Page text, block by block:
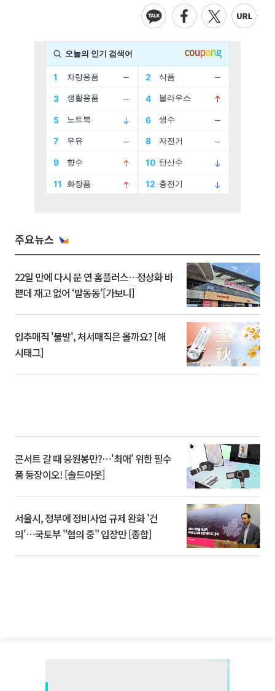
주요뉴스
22일 만에 다시 문 연 홈플러스…정상화 바
쁜데 재고 없어 ‘발동동’[가보니]
입추매직 '불발', 처서매직은 올까요? [해
시태그]
콘서트 갈 때 응원봉만?⋯'최애' 위한 필수
품 등장이오! [솔드아웃]
서울시, 정부에 정비사업 규제 완화 '건
의'⋯국토부 "협의 중" 입장만 [종합]